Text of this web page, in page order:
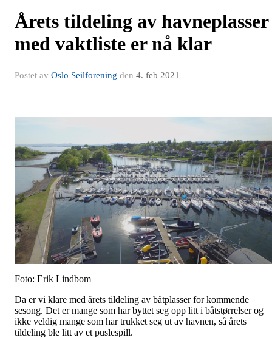
Årets tildeling av havneplasser
med vaktliste er nå klar
Postet av Oslo Seilforening den 4. feb 2021
Foto: Erik Lindbom
Da er vi klare med årets tildeling av båtplasser for kommende
sesong. Det er mange som har byttet seg opp litt i båtstørrelser og
ikke veldig mange som har trukket seg ut av havnen, så årets
tildeling ble litt av et puslespill.